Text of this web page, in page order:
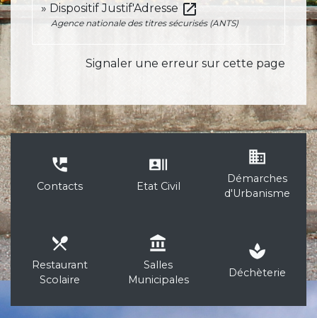
Dispositif Justif'Adresse open_in_new
Agence nationale des titres sécurisés (ANTS)
Signaler une erreur sur cette page
perm_phone_msg
Contacts
recent_actors
Etat Civil
business
Démarches
d'Urbanisme
local_dining
Restaurant
Scolaire
account_balance
Salles
Municipales
spa
Déchèterie